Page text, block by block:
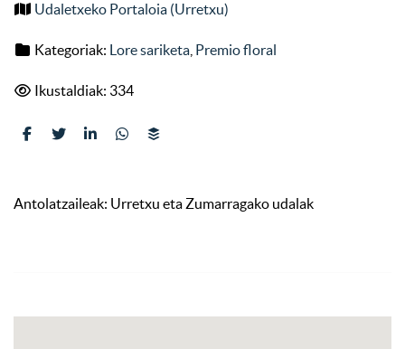
Udaletxeko Portaloia (Urretxu)
Kategoriak: Lore sariketa Premio floral
Ikustaldiak: 334
Antolatzaileak: Urretxu eta Zumarragako udalak